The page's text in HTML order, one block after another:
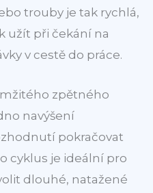
trouby je tak rychlá,
užít při čekání na
v cestě do práce.
zpětného
navýšení
pokračovat
cyklus je ideální pro
dlouhé, natažené